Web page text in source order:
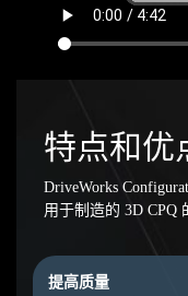
特点和优
DriveWorks
用于制造的 3D CPQ
提高质量